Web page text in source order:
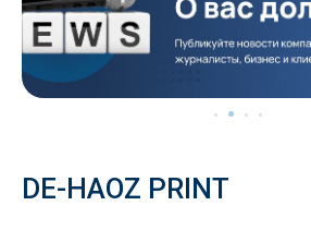
DE-HAOZ PRINT